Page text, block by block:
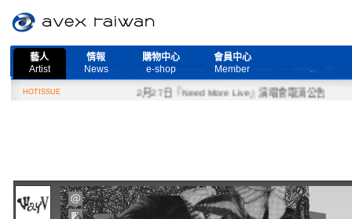
藝人
Artist
情報
News
購物中心
e-shop
會員中心
Member
HOTISSUE 2月27日『Need More Live』演唱會取消公告